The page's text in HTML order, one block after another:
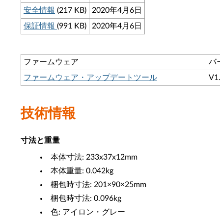
安全情報 (217 KB)
2020年4月6日
保証情報 (991 KB) 2020年4月6日
ファームウェア
バ
ファームウェア・アップデートツール
技術情報
寸法と重量
本体寸法: 233x37x12mm
本体重量: 0.042kg
梱包時寸法: 201×90×25mm
梱包時寸法: 0.096kg
色: アイロン・グレー